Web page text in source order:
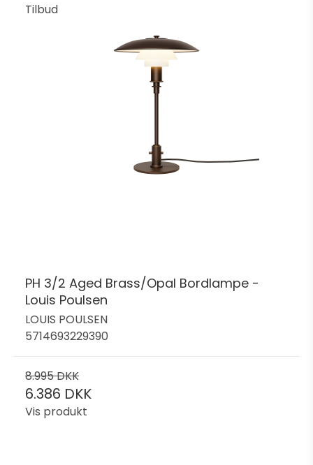
Tilbud
PH 3/2 Aged Brass/Opal Bordlampe -
Louis Poulsen
LOUIS POULSEN
5714693229390
8.995 DKK
6.386 DKK
Vis produkt